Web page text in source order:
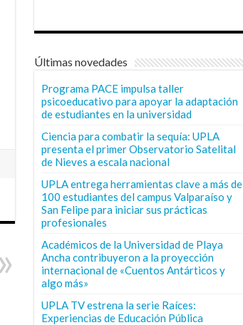
Últimas novedades
Programa PACE impulsa taller
psicoeducativo para apoyar la adaptación
de estudiantes en la universidad
Ciencia para combatir la sequía: UPLA
presenta el primer Observatorio Satelital
de Nieves a escala nacional
UPLA entrega herramientas clave a más de
100 estudiantes del campus Valparaíso y
San Felipe para iniciar sus prácticas
profesionales
Académicos de la Universidad de Playa
Ancha contribuyeron a la proyección
internacional de «Cuentos Antárticos y
algo más»
UPLA TV estrena la serie Raíces:
Experiencias de Educación Pública